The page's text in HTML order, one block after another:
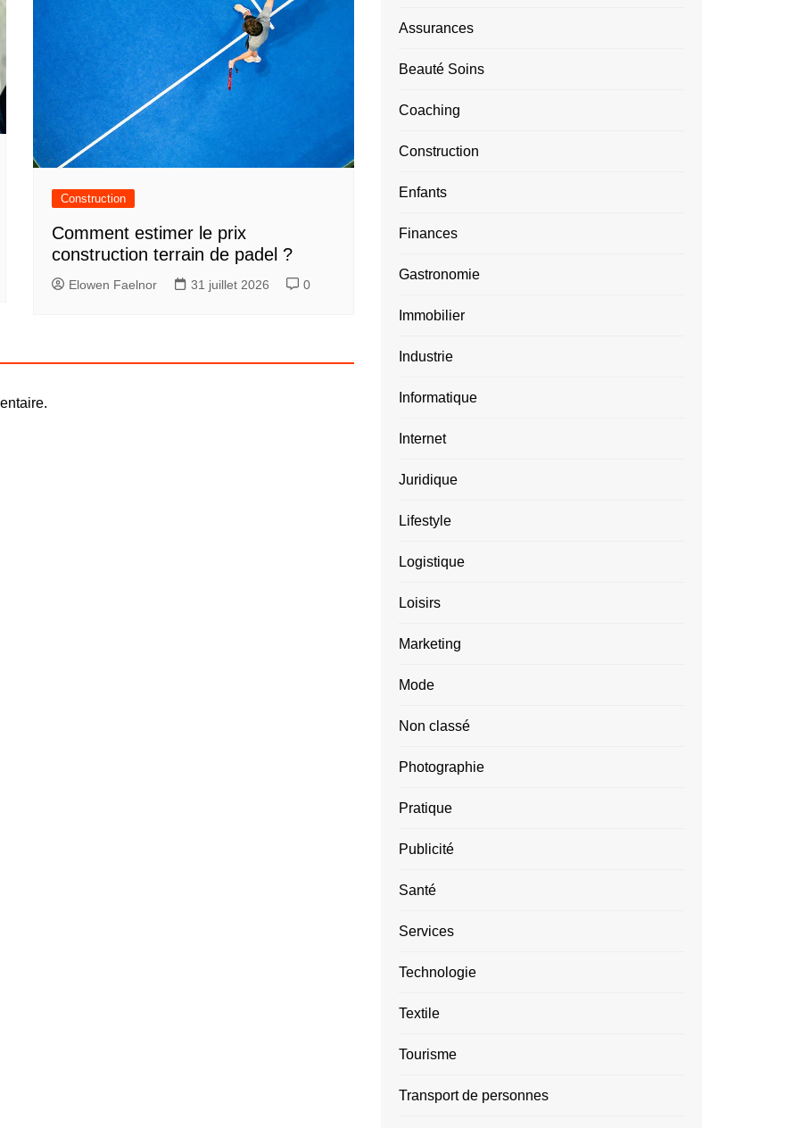
Construction
Comment estimer le prix
construction terrain de padel ?
Elowen Faelnor 31 juillet 2026 0
Assurances
Beauté Soins
Coaching
Construction
Enfants
Finances
Gastronomie
Immobilier
Industrie
Informatique
Internet
Juridique
Lifestyle
Logistique
Loisirs
Marketing
Mode
Non classé
Photographie
Pratique
Publicité
Santé
Services
Technologie
Textile
Tourisme
Transport de personnes